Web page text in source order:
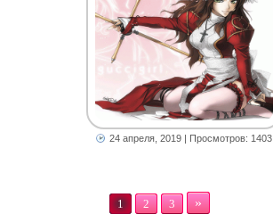
24 апреля, 2019| Просмотров: 1403
1 2 3 »